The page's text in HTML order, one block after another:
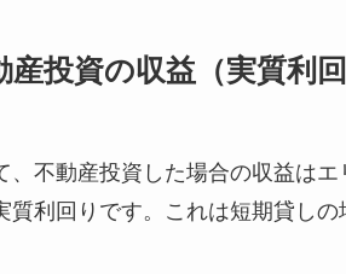
投資の収益（実質利回
、不動産投資した場合の収益は
質利回りです。これは短期貸し